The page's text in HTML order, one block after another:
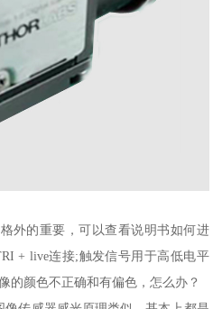
外的重要，可以查看说明书如何进
+ live连接;触发信号用于高低电平
的颜色不正确和有偏色，怎么办？